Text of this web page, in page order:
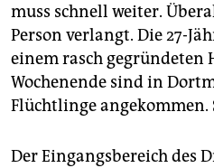
genossenschaft
epaper login
muss schnell weiter.
Person verlangt. Die 27-
einem rasch gegründeten
Wochenende sind in
Flüchtlinge angekommen.
Der Eingangsbereich des